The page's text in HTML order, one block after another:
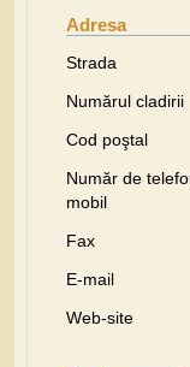
Adresa
Strada
Numărul cladirii
Cod poştal
Număr de
mobil
Fax
E-mail
Web-site